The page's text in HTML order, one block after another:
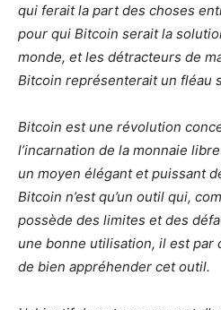
qui ferait la part des choses
pour qui Bitcoin serait la
monde, et les détracteurs de
Bitcoin représenterait un fléau
Bitcoin est une révolution
l’incarnation de la monnaie
un moyen élégant et puissant
Bitcoin n’est qu’un outil qui,
possède des limites et des
une bonne utilisation, il est par
de bien appréhender cet outil.